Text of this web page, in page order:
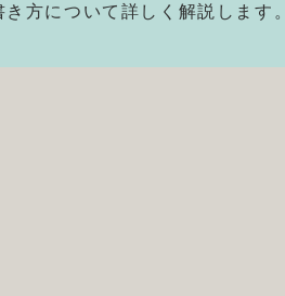
方について詳しく解説します。